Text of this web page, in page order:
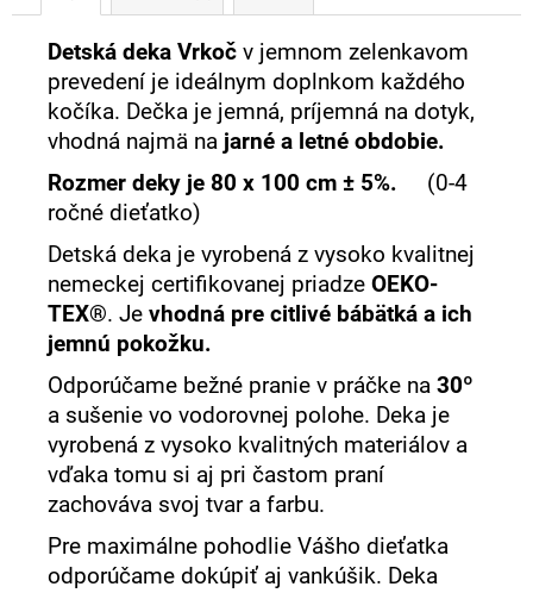
Detská deka Vrkoč v jemnom zelenkavom
prevedení je ideálnym doplnkom každého
kočíka. Dečka je jemná, príjemná na dotyk,
vhodná najmä na jarné a letné obdobie.
Rozmer deky je 80 x 100 cm ± 5%. (0-4
ročné dieťatko)
Detská deka je vyrobená z vysoko kvalitnej
nemeckej certifikovanej priadze OEKO-
TEX®. Je vhodná pre citlivé bábätká a ich
jemnú pokožku.
Odporúčame bežné pranie v práčke na 30º
a sušenie vo vodorovnej polohe. Deka je
vyrobená z vysoko kvalitných materiálov a
vďaka tomu si aj pri častom praní
zachováva svoj tvar a farbu.
Pre maximálne pohodlie Vášho dieťatka
odporúčame dokúpiť aj vankúšik. Deka